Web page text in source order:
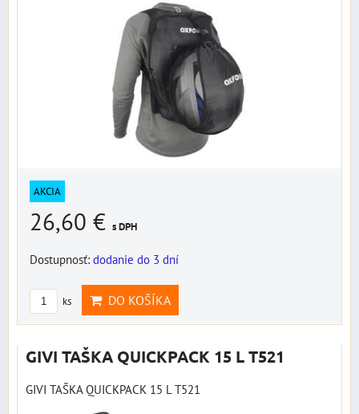
AKCIA
26,60 € s DPH
Dostupnosť: dodanie do 3 dní
ks DO KOŠÍKA
GIVI TAŠKA QUICKPACK 15 L T521
GIVI TAŠKA QUICKPACK 15 L T521